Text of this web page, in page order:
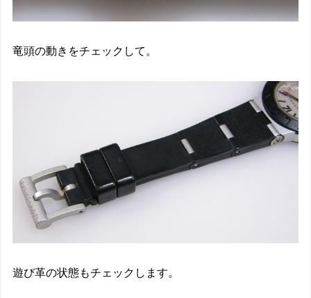
竜頭の動きをチェックして。
遊び革の状態もチェックします。